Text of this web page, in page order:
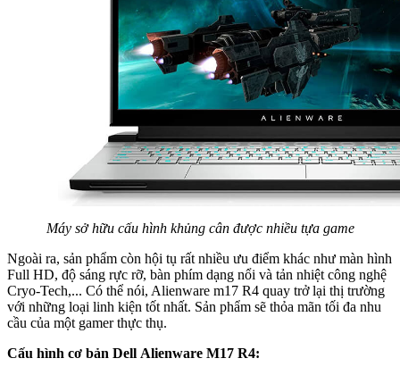
Máy sở hữu cấu hình khủng cân được nhiều tựa game
Ngoài ra, sản phẩm còn hội tụ rất nhiều ưu điểm khác như màn hình
Full HD, độ sáng rực rỡ, bàn phím dạng nổi và tản nhiệt công nghệ
Cryo-Tech,... Có thể nói, Alienware m17 R4 quay trở lại thị trường
với những loại linh kiện tốt nhất. Sản phẩm sẽ thỏa mãn tối đa nhu
cầu của một gamer thực thụ.
Cấu hình cơ bản Dell Alienware M17 R4: